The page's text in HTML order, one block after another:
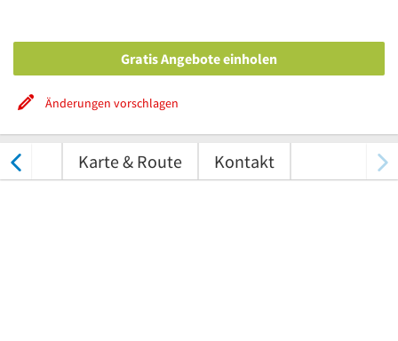
Gratis Angebote einholen
Änderungen vorschlagen
Karte & Route Kontakt